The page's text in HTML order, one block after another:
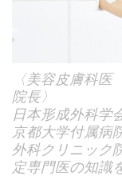
〈美容皮膚科
院長〉
日本形成外科学
京都大学付属病
外科クリニック
定専門医の知識